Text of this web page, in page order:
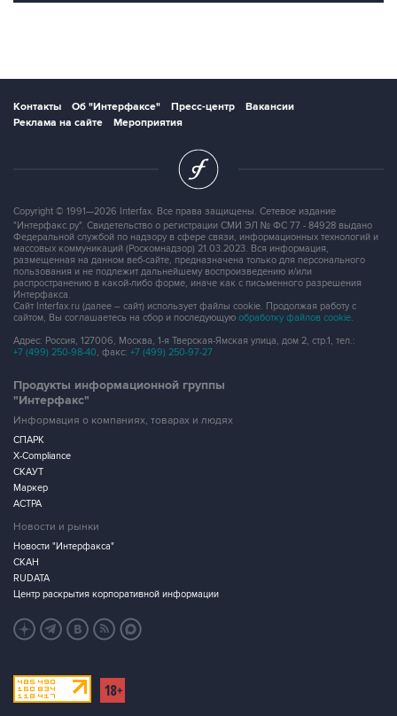
Контакты Об "Интерфаксе" Пресс-центр
Вакансии
Реклама на сайте
Мероприятия
Copyright © 1991—2026 Interfax. Все права защищены. Сетевое издание
"Интерфакс.ру". Свидетельство о регистрации СМИ ЭЛ № ФС 77 - 84928 выдано
Федеральной службой по надзору в сфере связи, информационных технологий и
массовых коммуникаций (Роскомнадзор) 21.03.2023. Вся информация,
размещенная на данном веб-сайте, предназначена только для персонального
пользования и не подлежит дальнейшему воспроизведению и/или
распространению в какой-либо форме, иначе как с письменного разрешения
Интерфакса.
Сайт Interfax.ru (далее – сайт) использует файлы cookie. Продолжая работу с
сайтом, Вы соглашаетесь на сбор и последующую обработку файлов cookie.
Адрес: Россия, 127006, Москва, 1-я Тверская-Ямская улица, дом 2, стр.1, тел.:
+7 (499) 250-98-40, факс: +7 (499) 250-97-27
Продукты информационной группы
"Интерфакс"
Информация о компаниях, товарах и людях
СПАРК
X-Compliance
СКАУТ
Маркер
АСТРА
Новости и рынки
Новости "Интерфакса"
СКАН
RUDATA
Центр раскрытия корпоративной информации